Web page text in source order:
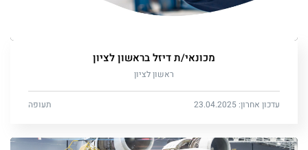
מכונאי/ת דיזל בראשון לציון
ראשון לציון
עדכון אחרון: 23.04.2025 תעופה